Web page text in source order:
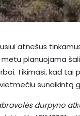
atnešus
planuojama
Tikimasi, kad tai
sunaikintą
durpyno